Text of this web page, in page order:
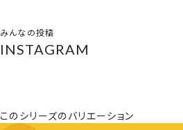
みんなの投稿
INSTAGRAM
このシリーズのバリエーション